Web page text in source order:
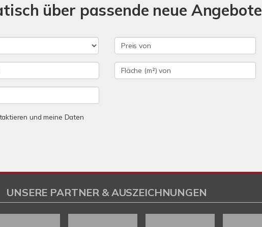
über passende neue Angebote
und meine Daten
UNSERE PARTNER & AUSZEICHNUNGEN